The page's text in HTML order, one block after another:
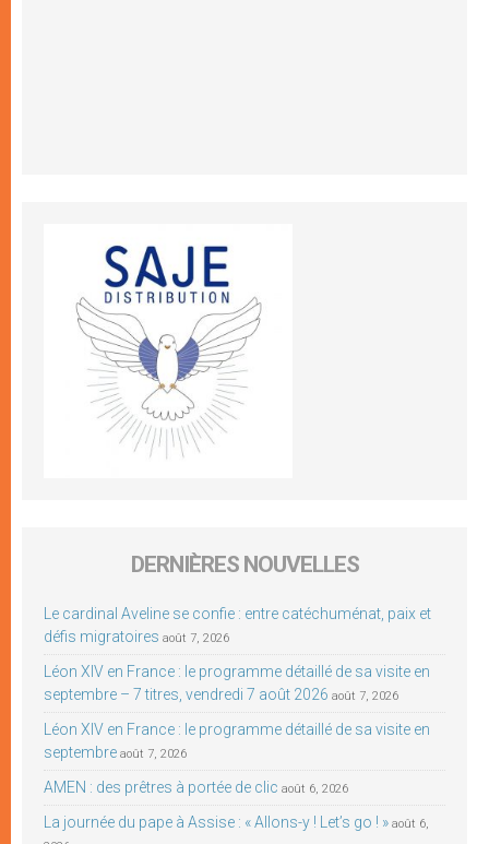
DERNIÈRES NOUVELLES
Le cardinal Aveline se confie : entre catéchuménat, paix et
défis migratoires août 7, 2026
Léon XIV en France : le programme détaillé de sa visite en
septembre – 7 titres, vendredi 7 août 2026 août 7, 2026
Léon XIV en France : le programme détaillé de sa visite en
septembre août 7, 2026
AMEN : des prêtres à portée de clic août 6, 2026
La journée du pape à Assise : « Allons-y ! Let’s go ! » août 6,